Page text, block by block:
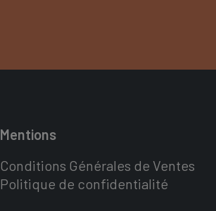
Mentions
Conditions Générales de Ventes
Politique de confidentialité